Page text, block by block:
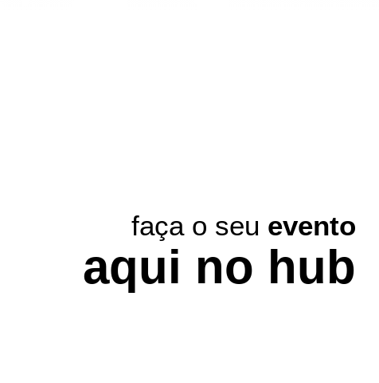
faça o seu evento
aqui no hub